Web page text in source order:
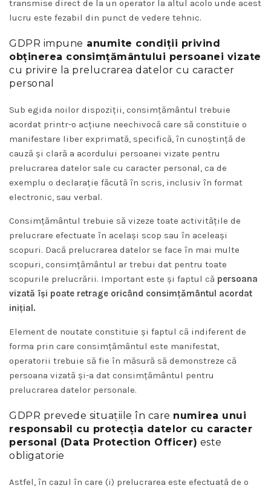
transmise direct de la un operator la altul acolo unde acest
lucru este fezabil din punct de vedere tehnic.
GDPR impune anumite condiții privind
obținerea consimțământului persoanei vizate
cu privire la prelucrarea datelor cu caracter
personal
Sub egida noilor dispoziții, consimțământul trebuie
acordat printr-o acțiune neechivocă care să constituie o
manifestare liber exprimată, specifică, în cunoștință de
cauză și clară a acordului persoanei vizate pentru
prelucrarea datelor sale cu caracter personal, ca de
exemplu o declarație făcută în scris, inclusiv în format
electronic, sau verbal.
Consimțământul trebuie să vizeze toate activitățile de
prelucrare efectuate în același scop sau în aceleași
scopuri. Dacă prelucrarea datelor se face în mai multe
scopuri, consimțământul ar trebui dat pentru toate
scopurile prelucrării. Important este și faptul că persoana
vizată își poate retrage oricând consimțământul acordat
inițial.
Element de noutate constituie și faptul că indiferent de
forma prin care consimțământul este manifestat,
operatorii trebuie să fie în măsură să demonstreze că
persoana vizată și-a dat consimțământul pentru
prelucrarea datelor personale.
GDPR prevede situațiile în care numirea unui
responsabil cu protecția datelor cu caracter
personal (Data Protection Officer) este
obligatorie
Astfel, în cazul în care (i) prelucrarea este efectuată de o